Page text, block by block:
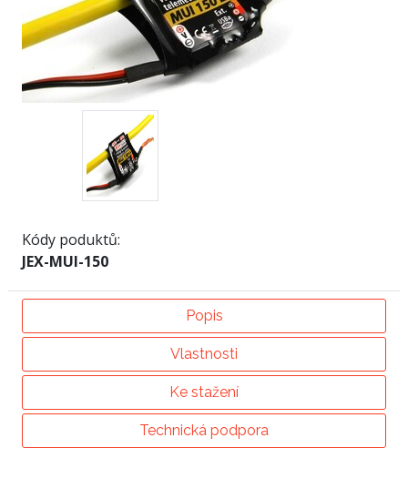
Kódy poduktů:
JEX-MUI-150
Popis
Vlastnosti
Ke stažení
Technická podpora